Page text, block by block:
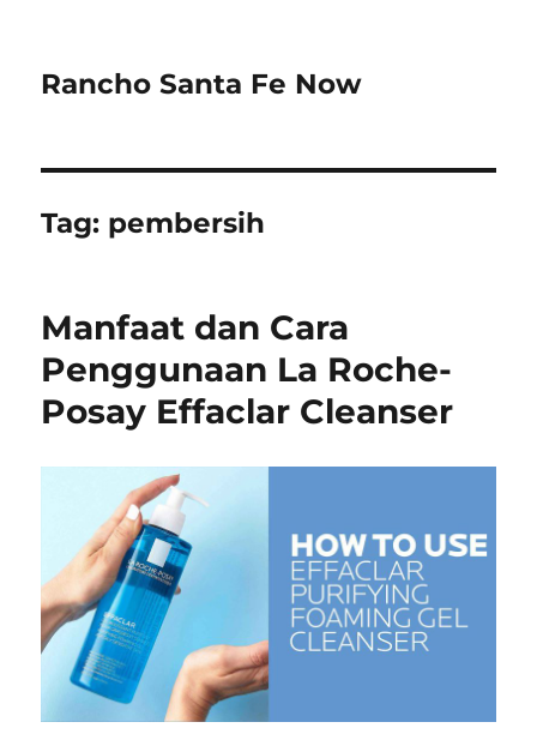
Rancho Santa Fe Now
Tag: pembersih
Manfaat dan Cara
Penggunaan La Roche-
Posay Effaclar Cleanser